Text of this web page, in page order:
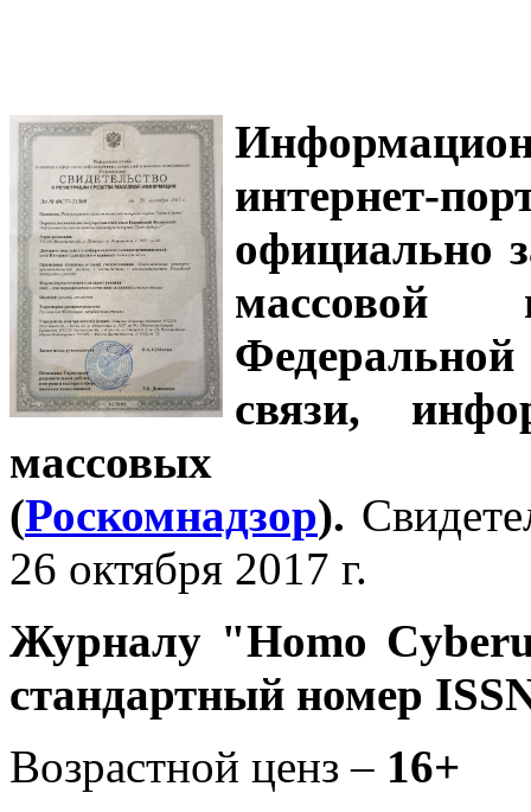
интернет-
официально
связи,
массовых
(Роскомнадзор).
26 октября 2017 г.
Журналу "Homo
стандартный номер
Возрастной ценз – 16+